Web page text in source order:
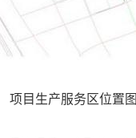
项目生产服务区位置图